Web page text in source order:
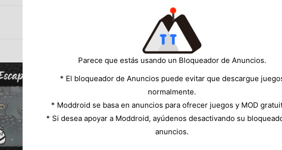
Parece que estás usando un Bloqueador de Anuncios.
* El bloqueador de Anuncios puede evitar que descargue
normalmente.
* Moddroid se basa en anuncios para ofrecer juegos y MOD
* Si desea apoyar a Moddroid, ayúdenos desactivando su
anuncios.